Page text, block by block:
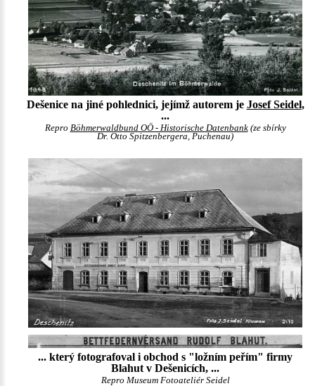
Dešenice na jiné pohlednici, jejímž autorem je Josef Seidel,
...
Repro Böhmerwaldbund OÖ - Historische Datenbank(ze sbírky
Dr. Otto Spitzenbergera, Puchenau)
... který fotografoval i obchod s "ložním peřím" firmy
Blahut v Dešenicích, ...
Repro Museum Fotoateliér Seidel